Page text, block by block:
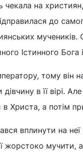
чекала на
до
мучеників.
Істинного
тому він
в її вірі.
в Христа, а потім
вплинути на
жорстоко мучити,